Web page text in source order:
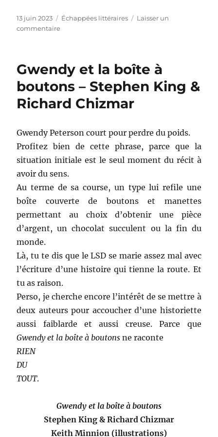
Publié
le
13 juin 2023 Catégories
Échappées littéraires
Laisser un
commentairesur
–
Dean
R.
Koontz
Gwendy et la boîte à
boutons – Stephen King &
Richard Chizmar
Gwendy Peterson court pour perdre du poids.
Profitez bien de cette phrase, parce que la
situation initiale est le seul moment du récit à
avoir du sens.
Au terme de sa course, un type lui refile une
boîte couverte de boutons et manettes
permettant au choix d’obtenir une pièce
d’argent, un chocolat succulent ou la fin du
monde.
Là, tu te dis que le LSD se marie assez mal avec
l’écriture d’une histoire qui tienne la route. Et
tu as raison.
Perso, je cherche encore l’intérêt de se mettre à
deux auteurs pour accoucher d’une historiette
aussi faiblarde et aussi creuse. Parce que
Gwendy et la boîte à boutons ne raconte
RIEN
DU
TOUT.
Gwendy et la boîte à boutons
Stephen King & Richard Chizmar
Keith Minnion (illustrations)